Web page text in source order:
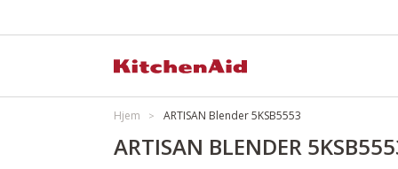
Hjem ARTISAN Blender 5KSB5553
ARTISAN BLENDER